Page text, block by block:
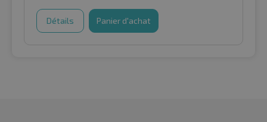
Détails Panier d'achat